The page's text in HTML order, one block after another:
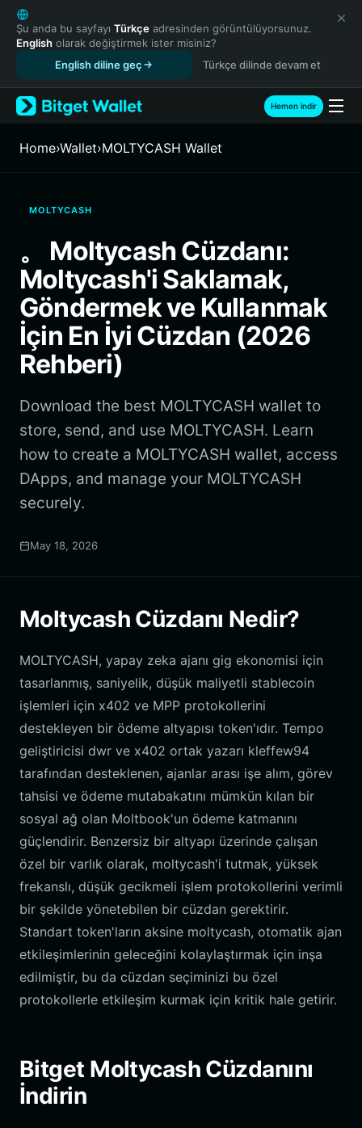
English
日本語
Tiếng Việt
Español (Latinoamérica)
Türkçe
Français
繁體中文
Bahasa Indonesia
ภาษาไทย
Español
Português (Brasil)
Español (Argentina)
Şu anda bu sayfayı Türkçe adresinden görüntülüyorsunuz.
English olarak değiştirmek ister misiniz?
English diline geç
Türkçe dilinde devam et
Hemen indir
Home›Wallet›MOLTYCASH Wallet
MOLTYCASH
。 Moltycash Cüzdanı:
Moltycash'i Saklamak,
Göndermek ve Kullanmak
İçin En İyi Cüzdan (2026
Rehberi)
Download the best MOLTYCASH wallet to
store, send, and use MOLTYCASH. Learn
how to create a MOLTYCASH wallet, access
DApps, and manage your MOLTYCASH
securely.
May 18, 2026
Moltycash Cüzdanı Nedir?
MOLTYCASH, yapay zeka ajanı gig ekonomisi için
tasarlanmış, saniyelik, düşük maliyetli stablecoin
işlemleri için x402 ve MPP protokollerini
destekleyen bir ödeme altyapısı token'ıdır. Tempo
geliştiricisi dwr ve x402 ortak yazarı kleffew94
tarafından desteklenen, ajanlar arası işe alım, görev
tahsisi ve ödeme mutabakatını mümkün kılan bir
sosyal ağ olan Moltbook'un ödeme katmanını
güçlendirir. Benzersiz bir altyapı üzerinde çalışan
özel bir varlık olarak, moltycash'i tutmak, yüksek
frekanslı, düşük gecikmeli işlem protokollerini verimli
bir şekilde yönetebilen bir cüzdan gerektirir.
Standart token'ların aksine moltycash, otomatik ajan
etkileşimlerinin geleceğini kolaylaştırmak için inşa
edilmiştir, bu da cüzdan seçiminizi bu özel
protokollerle etkileşim kurmak için kritik hale getirir.
Bitget Moltycash Cüzdanını
İndirin